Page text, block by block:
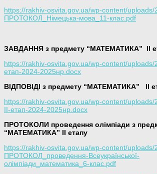
https://rakhiv-osvita.gov.ua/wp-content/uploads/
ПРОТОКОЛ_Німецька-мова_11-клас.pdf
ЗАВДАННЯ з предмету “МАТЕМАТИКА”
ІІ
https://rakhiv-osvita.gov.ua/wp-content/
етап-2024-2025нр.docx
ВІДПОВІДІ з предмету “МАТЕМАТИКА”
ІІ
https://rakhiv-osvita.gov.ua/wp-content/
ІІ-етап-2024-2025нр.docx
ПРОТОКОЛИ проведення олімпіади з
“МАТЕМАТИКА” ІІ етапу
https://rakhiv-osvita.gov.ua/wp-content/uploads/
ПРОТОКОЛ_проведення-Всеукраїнської-
олімпіади_математика_6-клас.pdf